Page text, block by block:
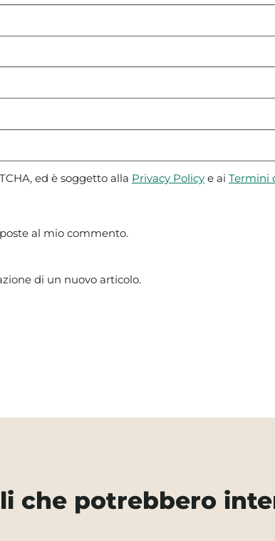
ed è soggetto alla Privacy Policy e ai Termini
al mio commento.
di un nuovo articolo.
che potrebbero